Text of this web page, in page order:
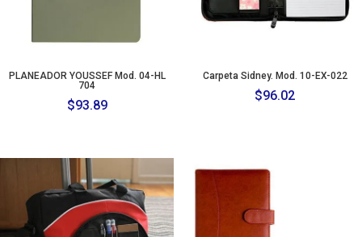
PLANEADOR YOUSSEF Mod. 04-HL
704
$93.89
Carpeta Sidney. Mod. 10-EX-022
$96.02